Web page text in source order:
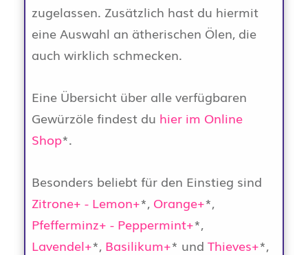
zugelassen. Zusätzlich hast du hiermit
eine Auswahl an ätherischen Ölen, die
auch wirklich schmecken.
Eine Übersicht über alle verfügbaren
Gewürzöle findest du hier im Online
Shop*.
Besonders beliebt für den Einstieg sind
Zitrone+ - Lemon+*, Orange+*,
Pfefferminz+ - Peppermint+*,
Lavendel+*, Basilikum+* und Thieves+*,